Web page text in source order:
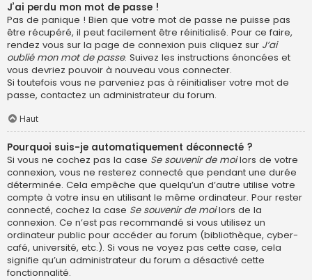
J’ai perdu mon mot de passe !
Pas de panique ! Bien que votre mot de passe ne puisse pas
être récupéré, il peut facilement être réinitialisé. Pour ce faire,
rendez vous sur la page de connexion puis cliquez sur J’ai
oublié mon mot de passe. Suivez les instructions énoncées et
vous devriez pouvoir à nouveau vous connecter.
Si toutefois vous ne parveniez pas à réinitialiser votre mot de
passe, contactez un administrateur du forum.
Haut
Pourquoi suis-je automatiquement déconnecté ?
Si vous ne cochez pas la case Se souvenir de moilors de votre
connexion, vous ne resterez connecté que pendant une durée
déterminée. Cela empêche que quelqu’un d’autre utilise votre
compte à votre insu en utilisant le même ordinateur. Pour rester
connecté, cochez la case Se souvenir de moilors de la
connexion. Ce n’est pas recommandé si vous utilisez un
ordinateur public pour accéder au forum (bibliothèque, cyber-
café, université, etc.). Si vous ne voyez pas cette case, cela
signifie qu’un administrateur du forum a désactivé cette
fonctionnalité.